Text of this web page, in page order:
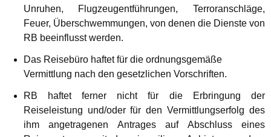
Unruhen, Flugzeugentführungen, Terroranschläge,
Feuer, Überschwemmungen, von denen die Dienste von
RB beeinflusst werden.
Das Reisebüro haftet für die ordnungsgemäße
Vermittlung nach den gesetzlichen Vorschriften.
RB haftet ferner nicht für die Erbringung der
Reiseleistung und/oder für den Vermittlungserfolg des
ihm angetragenen Antrages auf Abschluss eines